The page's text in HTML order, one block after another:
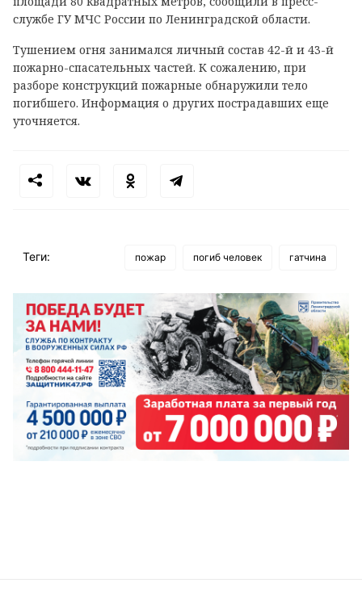
службе ГУ МЧС России по Ленинградской области.
Тушением огня занимался личный состав 42-й и 43-й
пожарно-спасательных частей. К сожалению, при
разборе конструкций пожарные обнаружили тело
погибшего. Информация о других пострадавших еще
уточняется.
Теги: пожар погиб человек гатчина